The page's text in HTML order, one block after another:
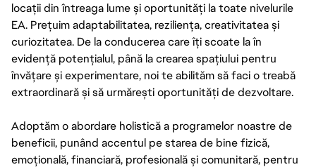
locații din întreaga lume și oportunități la toate nivelurile
EA. Prețuim adaptabilitatea, reziliența, creativitatea și
curiozitatea. De la conducerea care îți scoate la în
evidență potențialul, până la crearea spațiului pentru
învățare și experimentare, noi te abilităm să faci o treabă
extraordinară și să urmărești oportunități de dezvoltare.
Adoptăm o abordare holistică a programelor noastre de
beneficii, punând accentul pe starea de bine fizică,
emoțională, financiară, profesională și comunitară, pentru